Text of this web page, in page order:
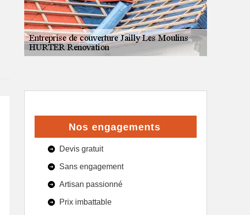
Nos engagements
Devis gratuit
Sans engagement
Artisan passionné
Prix imbattable